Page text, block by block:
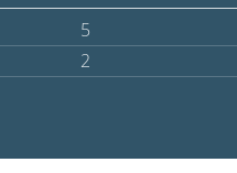
5
2